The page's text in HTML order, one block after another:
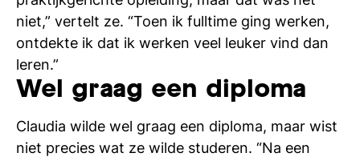
niet,” vertelt ze. “Toen ik fulltime ging werken,
ontdekte ik dat ik werken veel leuker vind dan
leren.”
Wel graag een diploma
Claudia wilde wel graag een diploma, maar wist
niet precies wat ze wilde studeren. “Na een